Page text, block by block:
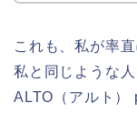
これも、私が率
私と同じような
ALTO（アルト）